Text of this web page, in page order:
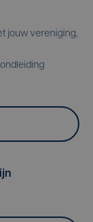
jouw vereniging,